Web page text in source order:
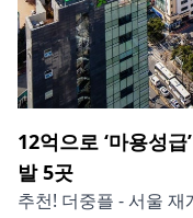
12억으로 ‘마용성
발 5곳
추천! 더중플 - 서울